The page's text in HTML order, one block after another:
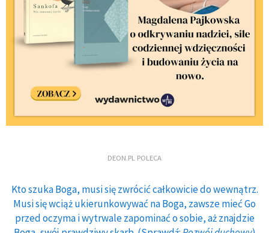
DEON.PL POLECA
Kto szuka Boga, musi się zwrócić całkowicie do wewnątrz.
Musi się wciąż ukierunkowywać na Boga, zawsze mieć Go
przed oczyma i wytrwale zapominać o sobie, aż znajdzie